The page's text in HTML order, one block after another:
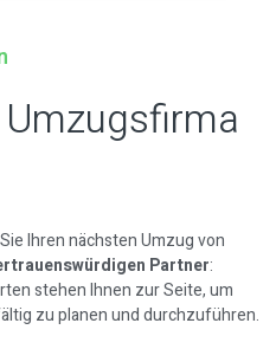
Ihren nächsten Umzug von
Partner:
stehen Ihnen zur Seite, um
zu planen und durchzuführen.